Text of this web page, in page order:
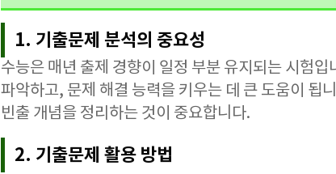
1. 기출문제 분석의 중요성
수능은 매년 출제 경향이 일정 부분 유지되는 시험
파악하고, 문제 해결 능력을 키우는 데 큰 도움이 됩
빈출 개념을 정리하는 것이 중요합니다.
2. 기출문제 활용 방법